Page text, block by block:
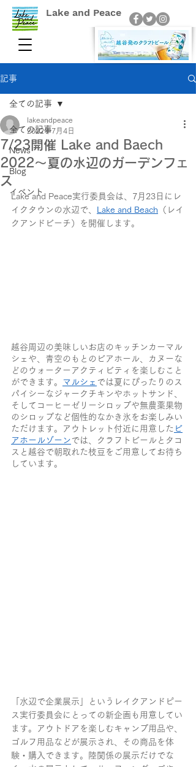
Lake and Peace
記事
全ての記事
News
Blog
イベント
全ての記事
7/23開催 Lake and Baech
2022〜夏の水辺のガーデンフェ
ス
lakeandpeace
2022年7月4日
Lake and Peace実行委員会は、7月23日にレ
イクタウンの水辺で、
Lake and Beach （レイ
クアンドビーチ）を開催します。
越谷周辺の美味しいお店のキッチンカーマル
シェや、青空のもとのビアホール、カヌーな
どのウォーターアクティビティを楽しむこと
ができます。 マルシェ では夏にぴったりのス
パイシーなジャークチキンやホットサンド、
そしてコーヒーゼリーシロップや無農薬果物
のシロップなど個性的なかき氷をお楽しみい
ただけます。アウトレット付近に用意した ビ
アホールゾーン では、クラフトビールとタコ
スと越谷で朝取れた枝豆をご用意してお待ち
しています。
「水辺で企業展示」というレイクアンドピー
ス実行委員会にとっての新企画も用意してい
ます。アウトドアを楽しむキャンプ用品や、
ゴルフ用品などが展示され、その商品を体
験・購入できます。陸関係の展示だけでな